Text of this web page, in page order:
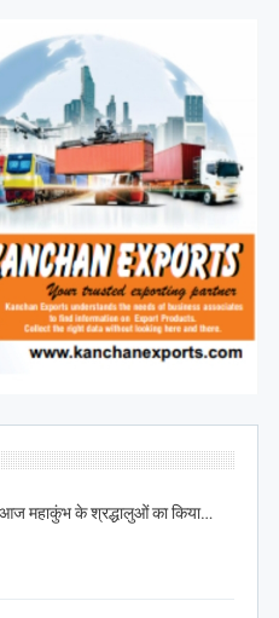
आज महाकुंभ के श्रद्धालुओं का किया…